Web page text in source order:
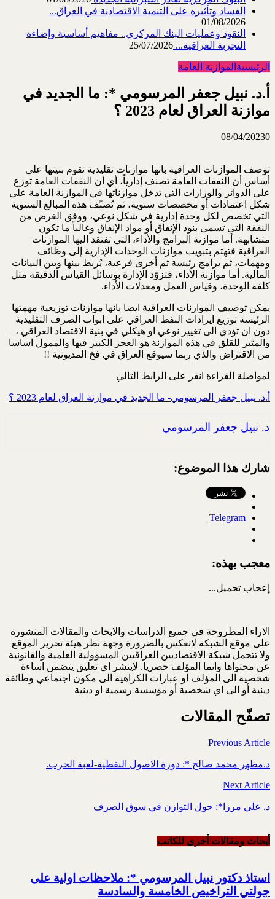
الفساد وتأثيره على التنمية الاقتصادية في العراق...
01/08/2026
النقود وعمليات البنك المركزي.. مفاهيم أساسية وإضاءة
التجربة العراقية... 25/07/2026
الرئيسية الموازنة العامة
أ.د. نبيل جعفر المرسومي *: ما الجديد في
موازنة العراق لعام 2023 ؟
08/04/20230
توصف الموازنات العراقية بانها موازنات تقليدية تقوم بنيتها على
أساس أن النفقات العامة تصنف إدارياً، أي أن النفقات العامة توزع
على الدوائر والوزارات التي تدخل موازناتها في الموازنة العامة على
شكل اعتمادات أو مخصصات سنوية، ثم تُصنّف هذه المبالغ السنوية
التي تخصص لكل وحدة إدارية في شكل نوعي، ووفق الغرض من
النفقة التي تسمى بنود الإنفاق أو مواد الإنفاق وغالباً ما تكون
متشابهة. أما موازنة البرامج والأداء، التي تفتقد اليها الموازنات
العراقية فتهتم بتبويب موازنات الوحدات الإدارية إلى وظائف
ومهمات، ثم برامج رئيسة ثم أخرى فرعية، يُربط بينها وبين البيانات
المالية. أما موازنة الأداء، فتزوّد الإدارة بوسائل القياس الدقيقة مثل
كلفة الوحدة، وقياس العمل ومعدلات الأداء.
يمكن توصيف الموازنات العراقية ايضا بانها موازنات توزيعية مهمتها
الرئيسة توزيع ايرادات النفط العراقي على ابواب الصرف التقليدية
دون ان تؤدي الى تغيير نوعي او هيكلي في بنية الاقتصاد العراقي ،
والمثير للقلق في هذه الموازنة هو العجز الكبير فيها والممول اساسا
من الاقتراض والذي ربما سيوقع العراق في فخ المديونية !!
لمواصلة القراءة انقر على الرابط التالي
أ.د. نبيل جعفر المرسومي- ما الجديد في موازنة العراق لعام 2023 ؟
د. نبيل جعفر المرسومي
شارك هذا الموضوع:
Telegram
معجب بهذه:
إعجاب تحميل...
الاراء المطروحة في جميع الدراسات والابحاث والمقالات المنشورة
على موقع الشبكة لاتعكس بالضرورة وجهة نظر هيئة تحرير الموقع
ولا تتحمل شبكة الاقتصاديين العراقيين المسؤولية العلمية والقانونية
عن محتواها وانما المؤلف حصريا. لاينشر اي تعليق يتضمن اساءة
شخصية الى المؤلف او عبارات الكراهية الى مكون اجتماعي وطائفة
دينية أو الى اي شخصية أو مؤسسة رسمية او دينية
تصفّح المقالات
Previous Article
د.مظهر محمد صالح *: دورة الاصول النفطية-لعبة الحرب.
Next Article
د. علي مرزا*: حول التوازن في سوق الصرف
أبحاث ومقالات أخرى للکاتب
استاذ دكتور نبيل المرسومي *: ملاحظات اولية على
جولتي التراخيص الخامسة والسادسة